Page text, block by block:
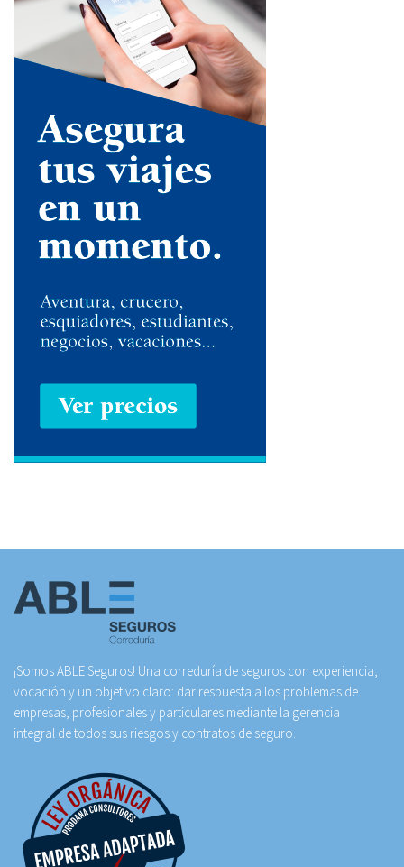
¡Somos ABLE Seguros! Una correduría de seguros con experiencia,
vocación y un objetivo claro: dar respuesta a los problemas de
empresas, profesionales y particulares mediante la gerencia
integral de todos sus riesgos y contratos de seguro.